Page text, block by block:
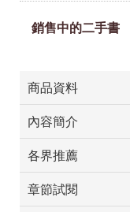
銷售中的二手書
商品資料
內容簡介
各界推薦
章節試閱